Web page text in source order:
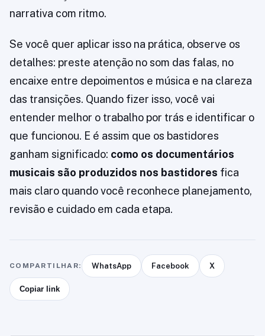
narrativa com ritmo.
Se você quer aplicar isso na prática, observe os
detalhes: preste atenção no som das falas, no
encaixe entre depoimentos e música e na clareza
das transições. Quando fizer isso, você vai
entender melhor o trabalho por trás e identificar o
que funcionou. E é assim que os bastidores
ganham significado: como os documentários
musicais são produzidos nos bastidores fica
mais claro quando você reconhece planejamento,
revisão e cuidado em cada etapa.
COMPARTILHAR: WhatsApp Facebook X
Copiar link